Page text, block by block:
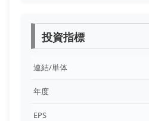
投資指標
連結/単体
年度
EPS